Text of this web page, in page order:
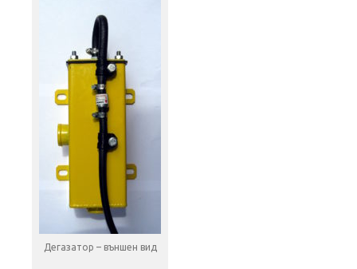
Дегазатор – външен вид